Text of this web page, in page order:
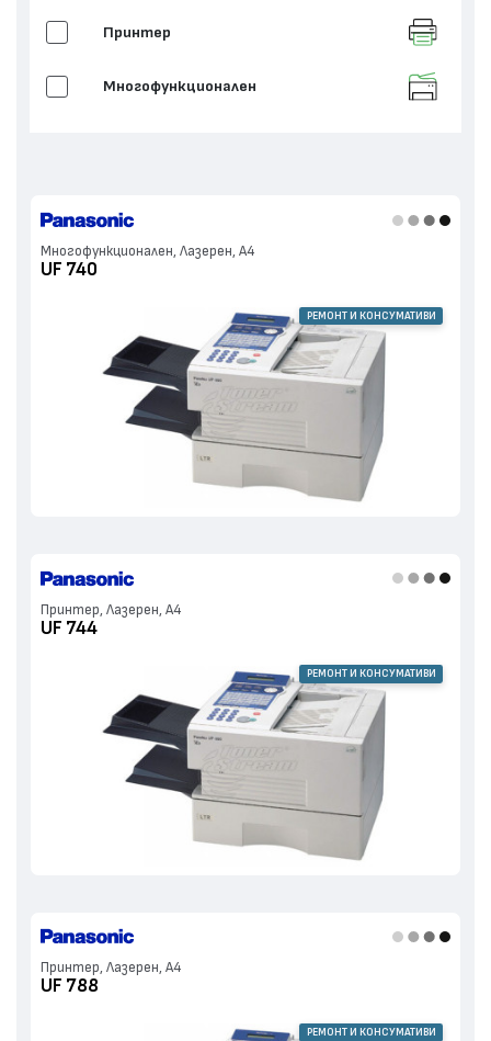
Принтер
Многофункционален
Многофункционален, Лазерен, А4
UF 740
РЕМОНТ И КОНСУМАТИВИ
Принтер, Лазерен, А4
UF 744
РЕМОНТ И КОНСУМАТИВИ
Принтер, Лазерен, А4
UF 788
РЕМОНТ И КОНСУМАТИВИ